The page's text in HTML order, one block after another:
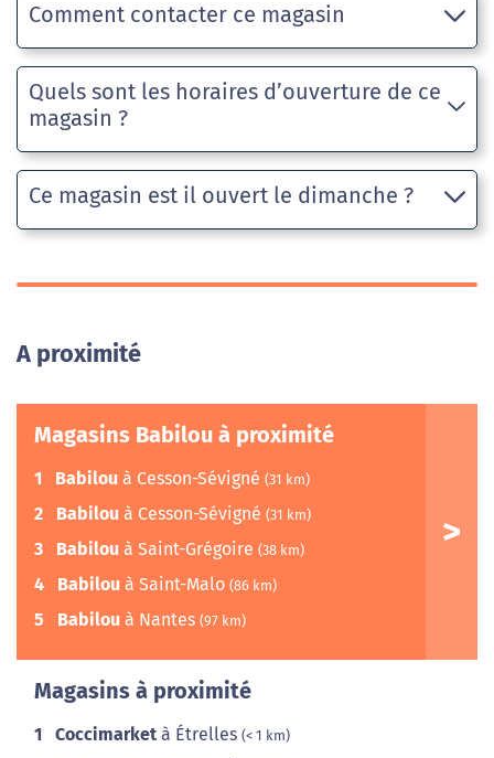
Comment contacter ce magasin
Quels sont les horaires d’ouverture de ce
magasin ?
Ce magasin est il ouvert le dimanche ?
A proximité
Magasins Babilou à proximité
1 Babilou à Cesson-Sévigné (31 km)
2 Babilou à Cesson-Sévigné (31 km)
3 Babilou à Saint-Grégoire (38 km)
4 Babilou à Saint-Malo (86 km)
5 Babilou à Nantes (97 km)
Magasins à proximité
1 Coccimarket à Étrelles (< 1 km)